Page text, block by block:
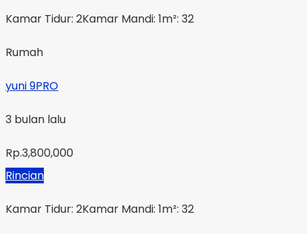
Kamar Tidur: 2Kamar Mandi: 1m²: 32
Rumah
yuni 9PRO
3 bulan lalu
Rp.3,800,000
Rincian
Kamar Tidur: 2Kamar Mandi: 1m²: 32